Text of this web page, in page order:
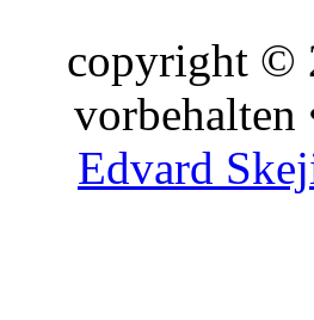
copyright ©
vorbehalten
Edvard